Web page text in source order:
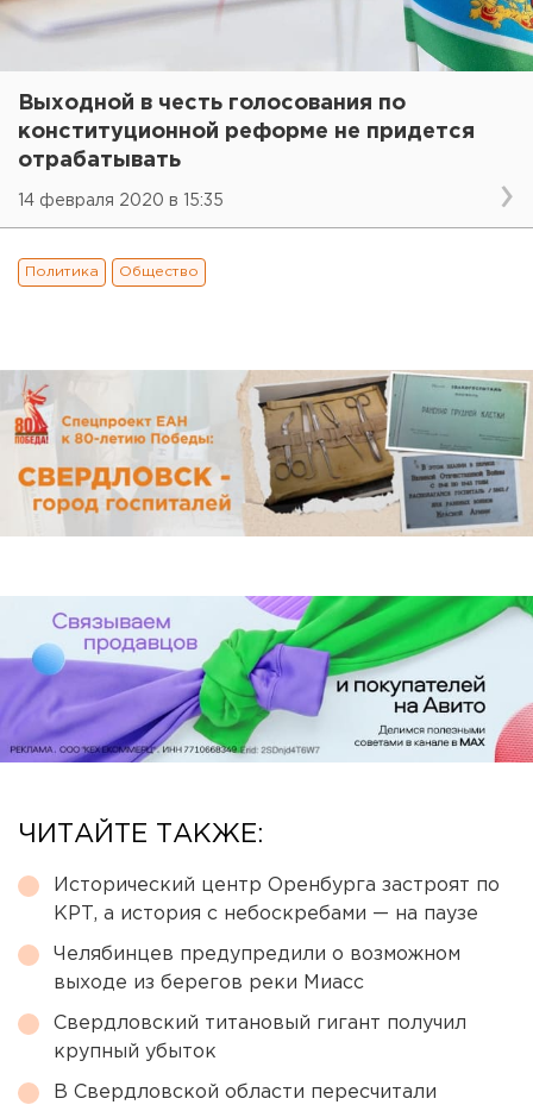
Выходной в честь голосования по
конституционной реформе не придется
отрабатывать
14 февраля 2020 в 15:35
Политика Общество
ЧИТАЙТЕ ТАКЖЕ:
Исторический центр Оренбурга застроят по
КРТ, а история с небоскребами — на паузе
Челябинцев предупредили о возможном
выходе из берегов реки Миасс
Свердловский титановый гигант получил
крупный убыток
В Свердловской области пересчитали